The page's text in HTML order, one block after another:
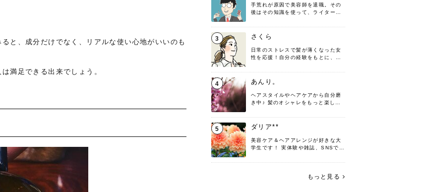
と、成分だけでなく、リアルな使い心地がいいのも
満足できる出来でしょう。
手荒れが原因で美容師を退職。その
後はその知識を使って、ライターと
髪の知識をわかりやすく紹介しま
す！
3 さくら
日常のストレスで髪が薄くなった女
性を応援！自分の経験をもとに、執
4 あんり。
ヘアスタイルやヘアケアから自分磨
き中♪ 髪のオシャレをもっと楽しめ
♡ 役立つ情報をお届けできるように
頑張ります！よろしくお願いしま
5 ダリア**
美容ケア＆ヘアアレンジが好きな大
学生です！ 実体験や雑誌、SNSで知
す。 これからよろしくお願いします
もっと見る